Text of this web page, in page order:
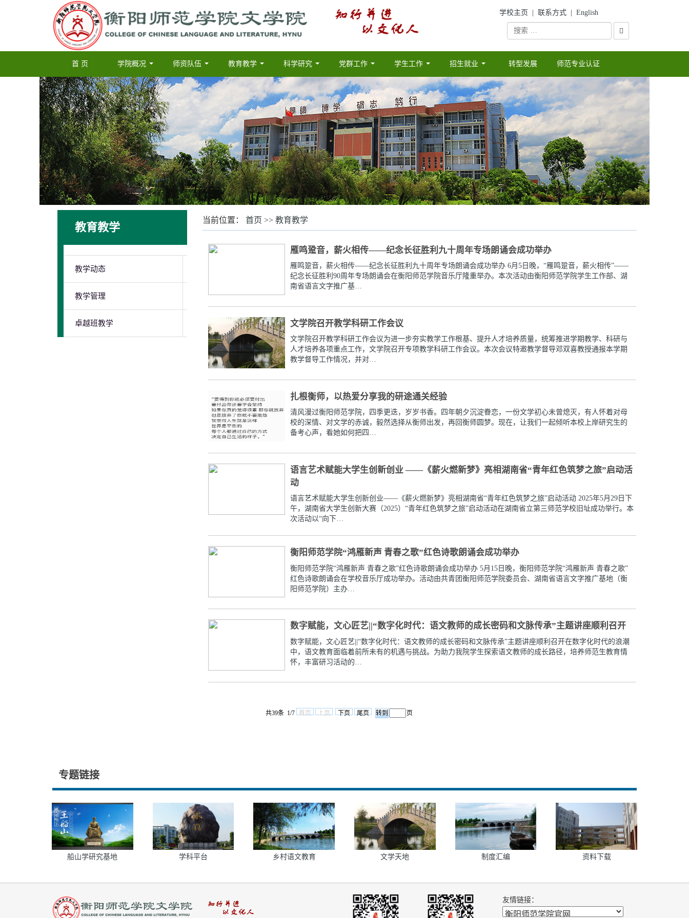
学校主页 联系方式 English
首 页 学院概况 师资队伍 教育教学 科学研究 党群工作 学生工作 招生就业 转型发展 师范专业认证
教育教学
教学动态
教学管理
卓越班教学
当前位置： 首页 >> 教育教学
雁鸣跫音，薪火相传——纪念长征胜利九十周年专场朗诵会成功举办
雁鸣跫音，薪火相传——纪念长征胜利九十周年专场朗诵会成功举办 6月5日晚，“雁鸣跫音，薪火相传”——
纪念长征胜利90周年专场朗诵会在衡阳师范学院音乐厅隆重举办。本次活动由衡阳师范学院学生工作部、湖
南省语言文字推广基…
文学院召开教学科研工作会议
文学院召开教学科研工作会议为进一步夯实教学工作根基、提升人才培养质量，统筹推进学期教学、科研与
人才培养各项重点工作，文学院召开专项教学科研工作会议。本次会议特邀教学督导邓双喜教授通报本学期
教学督导工作情况，并对…
扎根衡师，以热爱分享我的研途通关经验
清风漫过衡阳师范学院，四季更迭，岁岁书香。四年朝夕沉淀眷恋，一份文学初心未曾熄灭，有人怀着对母
校的深情、对文学的赤诚，毅然选择从衡师出发，再回衡师圆梦。现在，让我们一起倾听本校上岸研究生的
备考心声，看她如何把四…
语言艺术赋能大学生创新创业 ——《薪火燃新梦》亮相湖南省“青年红色筑梦之旅”启动活
动
语言艺术赋能大学生创新创业——《薪火燃新梦》亮相湖南省“青年红色筑梦之旅”启动活动 2025年5月29日下
午，湖南省大学生创新大赛（2025）“青年红色筑梦之旅”启动活动在湖南省立第三师范学校旧址成功举行。本
次活动以“向下…
衡阳师范学院“鸿雁新声 青春之歌”红色诗歌朗诵会成功举办
衡阳师范学院“鸿雁新声 青春之歌”红色诗歌朗诵会成功举办 5月15日晚，衡阳师范学院“鸿雁新声 青春之歌”
红色诗歌朗诵会在学校音乐厅成功举办。活动由共青团衡阳师范学院委员会、湖南省语言文字推广基地（衡
阳师范学院）主办…
数字赋能，文心匠艺||“数字化时代：语文教师的成长密码和文脉传承”主题讲座顺利召开
数字赋能，文心匠艺||“数字化时代：语文教师的成长密码和文脉传承”主题讲座顺利召开在数字化时代的浪潮
中，语文教育面临着前所未有的机遇与挑战。为助力我院学生探索语文教师的成长路径，培养师范生教育情
怀，丰富研习活动的…
共39条 1/7 首页 上页 下页 尾页 页
专题链接
船山学研究基地 学科平台 乡村语文教育 文学天地 制度汇编 资料下载
友情链接：